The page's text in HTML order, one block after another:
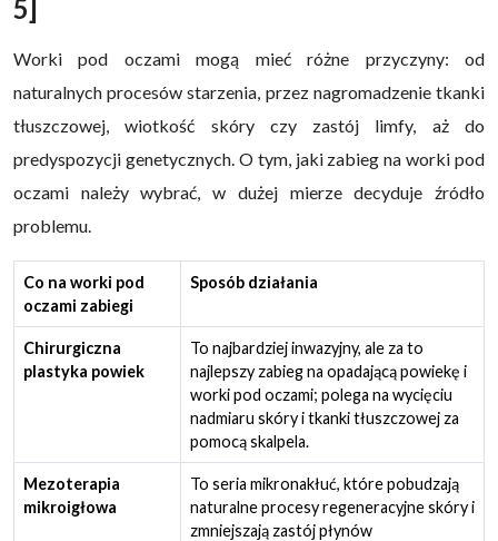
5]
Worki pod oczami mogą mieć różne przyczyny: od
naturalnych procesów starzenia, przez nagromadzenie tkanki
tłuszczowej, wiotkość skóry czy zastój limfy, aż do
predyspozycji genetycznych. O tym, jaki zabieg na worki pod
oczami należy wybrać, w dużej mierze decyduje źródło
problemu.
Co na worki pod
oczami zabiegi
Sposób działania
Chirurgiczna
plastyka powiek
To najbardziej inwazyjny, ale za to
najlepszy zabieg na opadającą powiekę i
worki pod oczami; polega na wycięciu
nadmiaru skóry i tkanki tłuszczowej za
pomocą skalpela.
Mezoterapia
mikroigłowa
To seria mikronakłuć, które pobudzają
naturalne procesy regeneracyjne skóry i
zmniejszają zastój płynów